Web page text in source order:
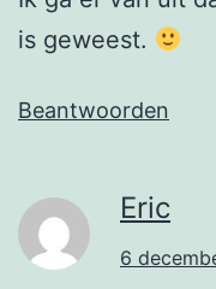
is geweest.
Beantwoorden
Eric
6